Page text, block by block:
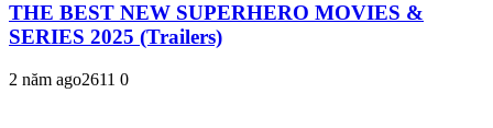
THE BEST NEW SUPERHERO MOVIES &
SERIES 2025 (Trailers)
2 năm ago2611 0